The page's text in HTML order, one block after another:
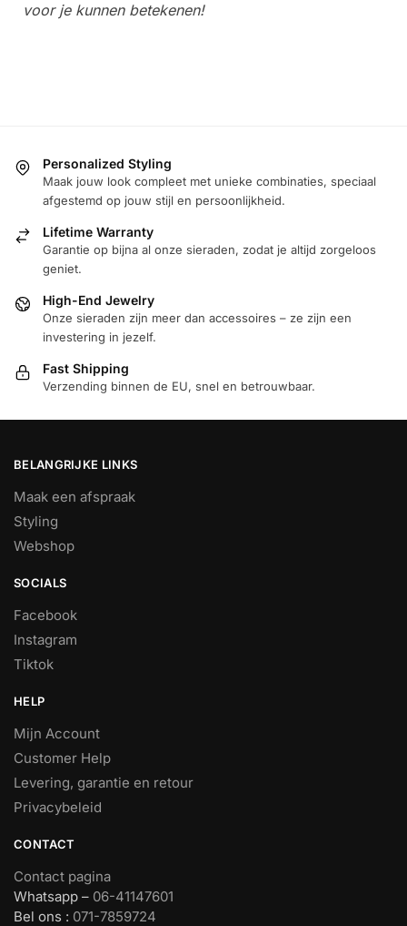
voor je kunnen betekenen!
Personalized Styling
Maak jouw look compleet met unieke combinaties, speciaal
afgestemd op jouw stijl en persoonlijkheid.
Lifetime Warranty
Garantie op bijna al onze sieraden, zodat je altijd zorgeloos
geniet.
High-End Jewelry
Onze sieraden zijn meer dan accessoires – ze zijn een
investering in jezelf.
Fast Shipping
Verzending binnen de EU, snel en betrouwbaar.
BELANGRIJKE LINKS
Maak een afspraak
Styling
Webshop
SOCIALS
Facebook
Instagram
Tiktok
HELP
Mijn Account
Customer Help
Levering, garantie en retour
Privacybeleid
CONTACT
Contact pagina
Whatsapp – 06-41147601
Bel ons : 071-7859724